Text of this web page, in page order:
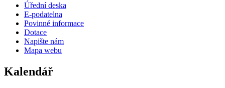
Úřední deska
E-podatelna
Povinné informace
Dotace
Napište nám
Mapa webu
Kalendář